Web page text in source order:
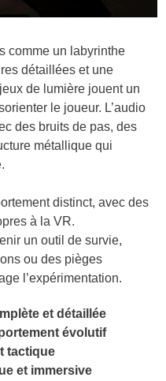
comme un labyrinthe
détaillées et une
de lumière jouent un
le joueur. L’audio
des bruits de pas, des
métallique qui
distinct, avec des
à la VR.
un outil de survie,
ou des pièges
l’expérimentation.
et détaillée
évolutif
tactique
et immersive